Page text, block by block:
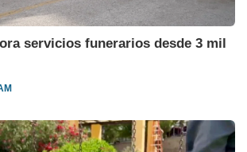
servicios funerarios desde 3 mil